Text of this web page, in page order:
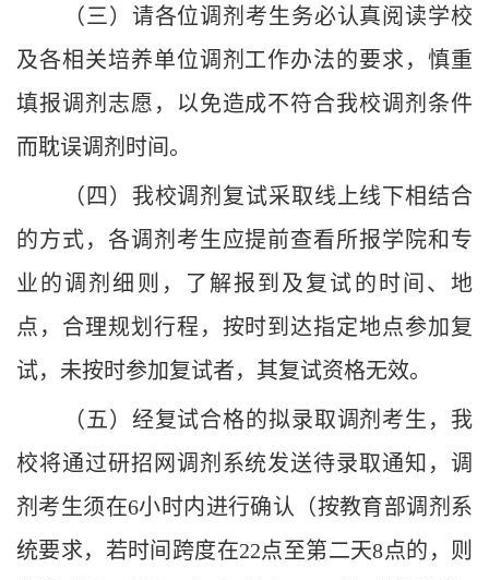
（三）请各位调剂考生务必认真阅读学校
及各相关培养单位调剂工作办法的要求，慎重
填报调剂志愿，以免造成不符合我校调剂条件
而耽误调剂时间。
（四）我校调剂复试采取线上线下相结合
的方式，各调剂考生应提前查看所报学院和专
业的调剂细则，了解报到及复试的时间、地
点，合理规划行程，按时到达指定地点参加复
试，未按时参加复试者，其复试资格无效。
（五）经复试合格的拟录取调剂考生，我
校将通过研招网调剂系统发送待录取通知，调
剂考生须在6小时内进行确认（按教育部调剂系
统要求，若时间跨度在22点至第二天8点的，则